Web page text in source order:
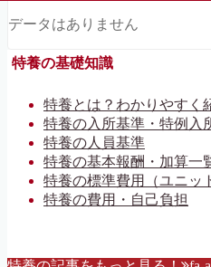
データはありません
特養の基礎知識
特養とは？わかりやすく
特養の入所基準・特例入
特養の人員基準
特養の基本報酬・加算一
特養の標準費用（ユニッ
特養の費用・自己負担